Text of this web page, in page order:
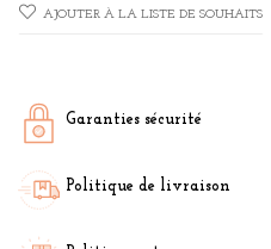
AJOUTER À LA LISTE DE SOUHAITS
Garanties sécurité
Politique de livraison